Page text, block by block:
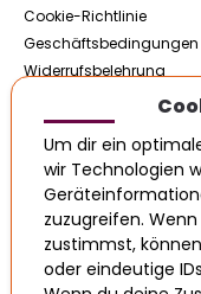
Cookie-Richtlinie
Geschäftsbedingungen
Widerrufsbelehrung
Impressum / Kontakt
Montag
Dienstag
Mittwoch
Um dir ein
wir Technologien
zuzugreifen.
zustimmst,
oder eindeutige